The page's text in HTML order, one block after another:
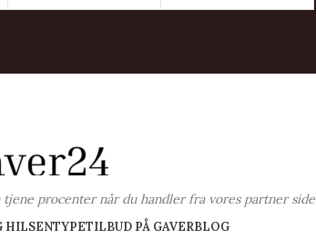
procenter når du handler fra vores partner side
HILSENTYPETILBUD PÅ GAVERBLOG